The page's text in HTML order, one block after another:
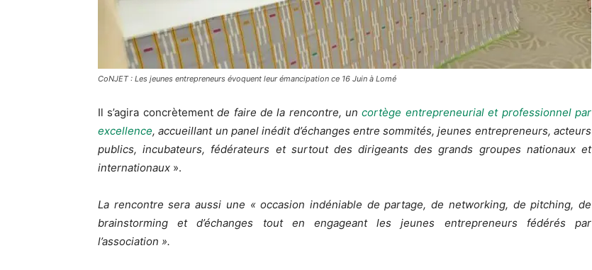
CoNJET : Les jeunes entrepreneurs évoquent leur émancipation ce 16 Juin à Lomé
Il s’agira concrètementde faire de la rencontre, uncortège entrepreneurial et professionnel par
excellence, accueillant un panel inédit d’échanges entre sommités, jeunes entrepreneurs, acteurs
publics, incubateurs, fédérateurs et surtout des dirigeants des grands groupes nationaux et
internationaux ».
La rencontre sera aussi une «occasion indéniable de partage, de networking, de pitching, de
brainstorming et d’échanges tout en engageant les jeunes entrepreneurs fédérés par
l’association ».